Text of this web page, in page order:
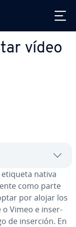
vídeo
etiqueta nativa
como parte
por alojar los
o Vimeo e in­se­r­
de inserción. En